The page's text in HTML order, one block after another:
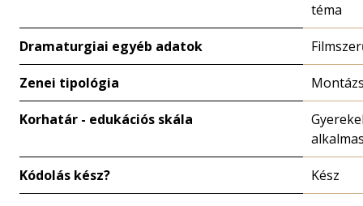
téma
Dramaturgiai egyéb adatok
Zenei tipológia
Korhatár - edukációs skála
Kódolás kész? Kész